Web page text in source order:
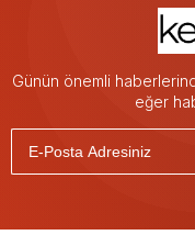
Günün önemli
eğer